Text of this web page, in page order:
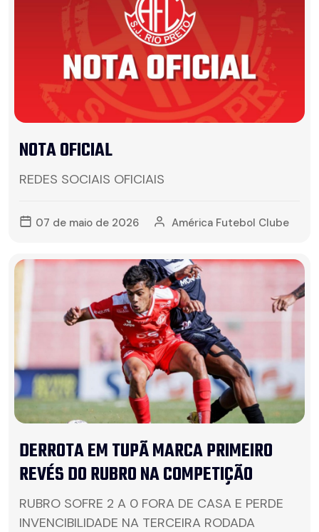
NOTA OFICIAL
REDES SOCIAIS OFICIAIS
07 de maio de 2026 América Futebol Clube
DERROTA EM TUPÃ MARCA PRIMEIRO
REVÉS DO RUBRO NA COMPETIÇÃO
RUBRO SOFRE 2 A 0 FORA DE CASA E PERDE
INVENCIBILIDADE NA TERCEIRA RODADA